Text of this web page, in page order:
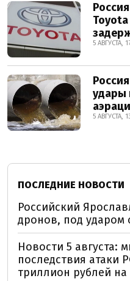
5 АВГУСТА,
удары
5 АВГУСТА,
ПОСЛЕДНИЕ НОВОСТИ
Российский
дронов, под ударом
Новости 5 августа:
последствия атаки
триллион рублей